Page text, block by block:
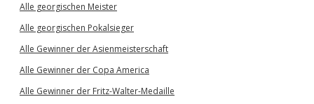
Alle georgischen Meister
Alle georgischen Pokalsieger
Alle Gewinner der Asienmeisterschaft
Alle Gewinner der Copa America
Alle Gewinner der Fritz-Walter-Medaille